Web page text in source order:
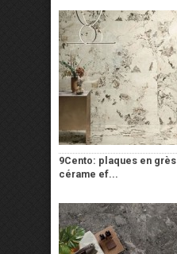
9Cento: plaques en grès
cérame ef...